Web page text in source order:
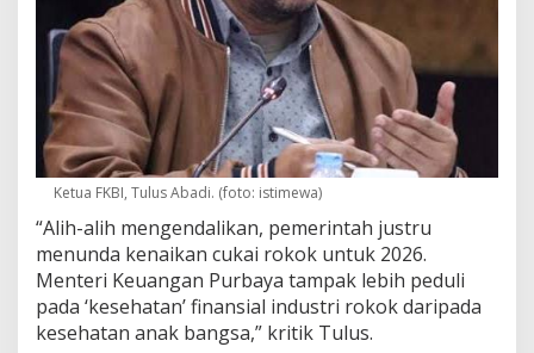
Ketua FKBI, Tulus Abadi. (foto: istimewa)
“Alih-alih mengendalikan, pemerintah justru
menunda kenaikan cukai rokok untuk 2026.
Menteri Keuangan Purbaya tampak lebih peduli
pada ‘kesehatan’ finansial industri rokok daripada
kesehatan anak bangsa,” kritik Tulus.